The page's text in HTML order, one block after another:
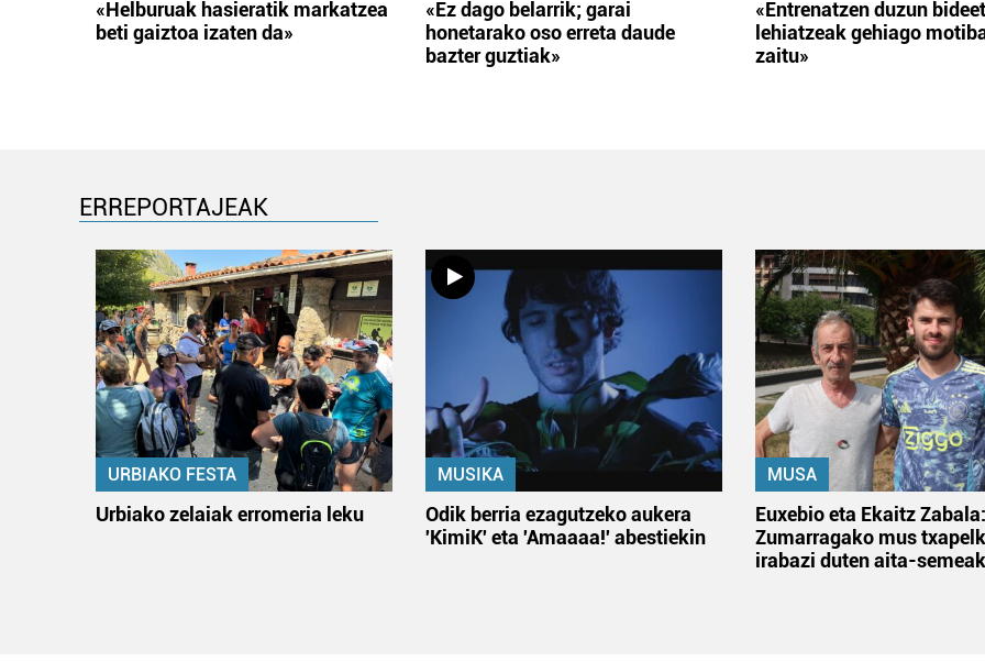
«Helburuak hasieratik markatzea
beti gaiztoa izaten da»
«Ez dago belarrik; garai
honetarako oso erreta daude
bazter guztiak»
«Entrenatzen duzun
lehiatzeak gehiago
zaitu»
ERREPORTAJEAK
URBIAKO FESTA
Urbiako zelaiak erromeria leku
MUSIKA
Odik berria ezagutzeko aukera
'KimiK' eta 'Amaaaa!' abestiekin
MUSA
Euxebio eta Ekaitz Zabala:
Zumarragako mus
irabazi duten aita-semeak